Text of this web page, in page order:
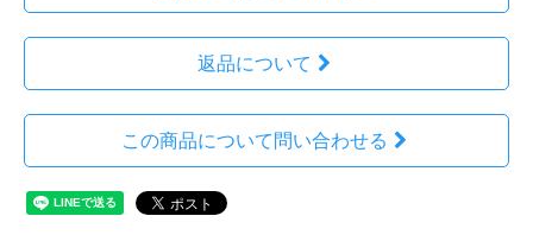
返品について
この商品について問い合わせる